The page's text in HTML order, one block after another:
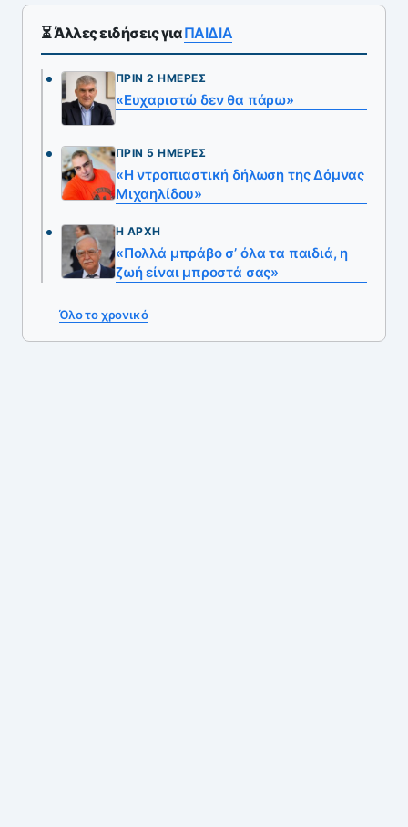
⏳ Άλλες ειδήσεις γιαΠΑΙΔΙΑ
ΠΡΙΝ 2 ΗΜΈΡΕΣ
«Ευχαριστώ δεν θα πάρω»
ΠΡΙΝ 5 ΗΜΈΡΕΣ
«Η ντροπιαστική δήλωση της Δόμνας
Μιχαηλίδου»
Η ΑΡΧΉ
«Πολλά μπράβο σ’ όλα τα παιδιά, η
ζωή είναι μπροστά σας»
Όλο το χρονικό